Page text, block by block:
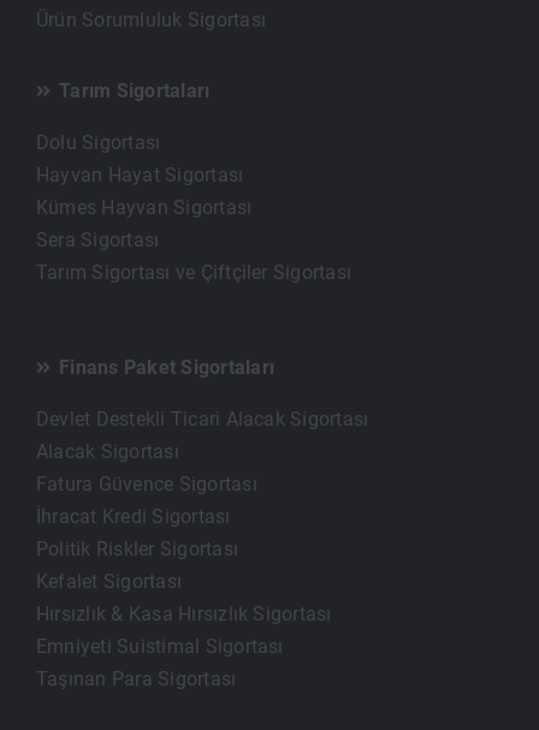
Ürün Sorumluluk Sigortası
Tarım Sigortaları
Dolu Sigortası
Hayvan Hayat Sigortası
Kümes Hayvan Sigortası
Sera Sigortası
Tarım Sigortası ve Çiftçiler Sigortası
Finans Paket Sigortaları
Devlet Destekli Ticari Alacak Sigortası
Alacak Sigortası
Fatura Güvence Sigortası
İhracat Kredi Sigortası
Politik Riskler Sigortası
Kefalet Sigortası
Hırsızlık & Kasa Hırsızlık Sigortası
Emniyeti Suistimal Sigortası
Taşınan Para Sigortası